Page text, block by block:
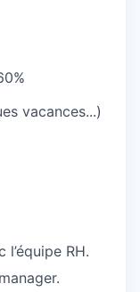
vacances...)
RH.